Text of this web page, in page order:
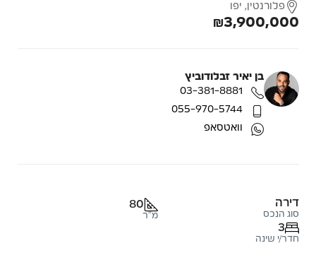
פלורנטין, יפו
₪3,900,000
בן יאיר זבלודוביץ
03-381-8881
055-970-5744
וואטסאפ
דירה
סוג הנכס
80
מ"ר
3
חדר/י שינה